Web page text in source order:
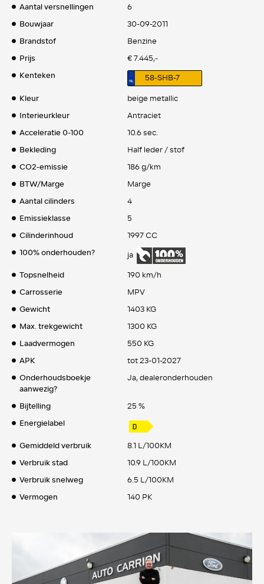
Aantal versnellingen
6
Bouwjaar
30-09-2011
Brandstof
Benzine
Prijs
€ 7.445,-
Kenteken
58-SHB-7
Kleur
beige metallic
Interieurkleur
Antraciet
Acceleratie 0-100
10.6 sec.
Bekleding
Half leder / stof
CO2-emissie
186 g/km
BTW/Marge
Marge
Aantal cilinders
4
Emissieklasse
5
Cilinderinhoud
1997 CC
100% onderhouden?
ja
Topsnelheid
190 km/h
Carrosserie
MPV
Gewicht
1403 KG
Max. trekgewicht
1300 KG
Laadvermogen
550 KG
APK
tot 23-01-2027
Onderhoudsboekje
aanwezig?
Ja, dealeronderhouden
Bijtelling
25 %
Energielabel
Gemiddeld verbruik
8.1 L/100KM
Verbruik stad
10.9 L/100KM
Verbruik snelweg
6.5 L/100KM
Vermogen
140 PK